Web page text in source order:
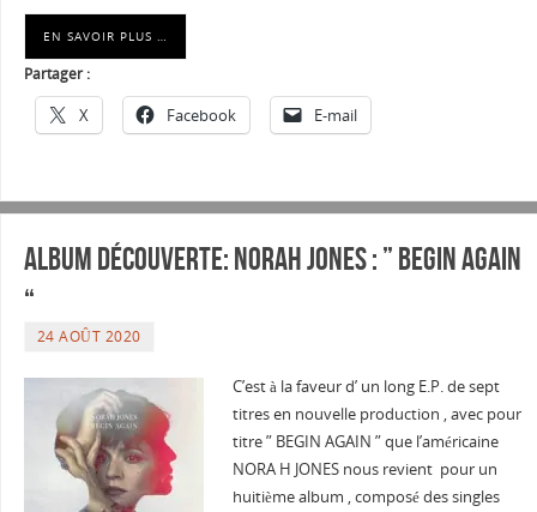
EN SAVOIR PLUS …
Partager :
X Facebook E-mail
Album découverte: NORAH JONES : ” BEGIN AGAIN
“
24 AOÛT 2020
C’est à la faveur d’ un long E.P. de sept
titres en nouvelle production , avec pour
titre ” BEGIN AGAIN ” que l’américaine
NORA H JONES nous revient pour un
huitième album , composé des singles